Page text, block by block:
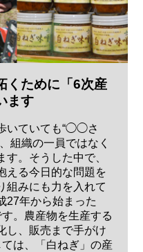
くために「6次産
ます
いていても“◯◯さ
組織の一員ではなく
。そうした中で、
える今日的な問題を
組みにも力を入れて
27年から始まった
。農産物を生産する
し、販売まで手がけ
は、「白ねぎ」の産